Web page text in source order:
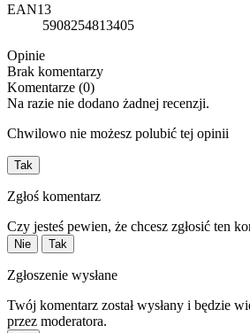
EAN13
5908254813405
Opinie
Brak komentarzy
Komentarze (0)
Na razie nie dodano żadnej recenzji.
Chwilowo nie możesz polubić tej opinii
Tak
Zgłoś komentarz
Czy jesteś pewien, że chcesz zgłosić ten
Nie Tak
Zgłoszenie wysłane
Twój komentarz został wysłany i będzie
przez moderatora.